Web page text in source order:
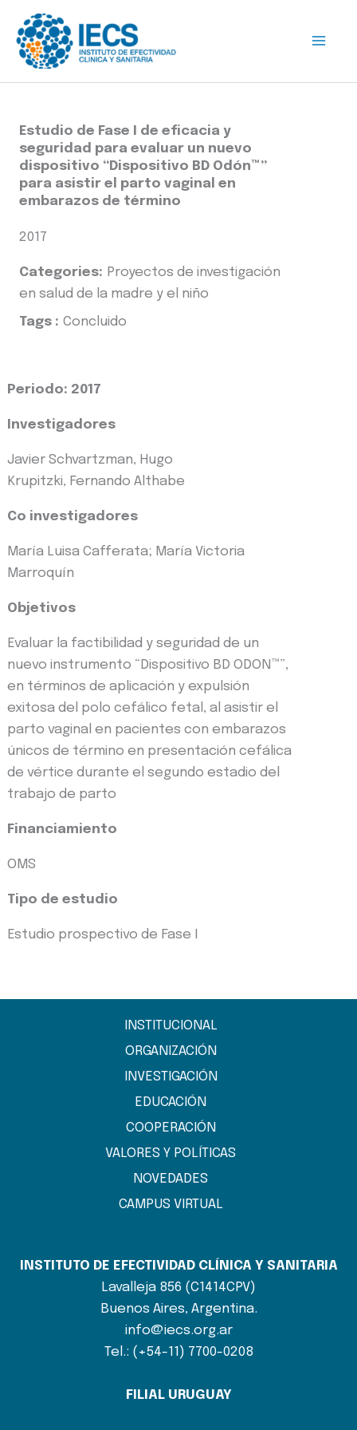
contenido
Estudio de Fase I de eficacia y
seguridad para evaluar un nuevo
dispositivo “Dispositivo BD Odón™”
para asistir el parto vaginal en
embarazos de término
2017
Categories: Proyectos de investigación
en salud de la madre y el niño
Tags : Concluido
Periodo: 2017
Investigadores
Javier Schvartzman, Hugo
Krupitzki, Fernando Althabe
Co investigadores
María Luisa Cafferata; María Victoria
Marroquín
Objetivos
Evaluar la factibilidad y seguridad de un
nuevo instrumento “Dispositivo BD ODON™”,
en términos de aplicación y expulsión
exitosa del polo cefálico fetal, al asistir el
parto vaginal en pacientes con embarazos
únicos de término en presentación cefálica
de vértice durante el segundo estadio del
trabajo de parto
Financiamiento
OMS
Tipo de estudio
Estudio prospectivo de Fase I
INSTITUCIONAL
ORGANIZACIÓN
INVESTIGACIÓN
EDUCACIÓN
COOPERACIÓN
VALORES Y POLÍTICAS
NOVEDADES
CAMPUS VIRTUAL
INSTITUTO DE EFECTIVIDAD CLÍNICA Y SANITARIA
Lavalleja 856 (C1414CPV)
Buenos Aires, Argentina.
info@iecs.org.ar
Tel.: (+54-11) 7700-0208
FILIAL URUGUAY